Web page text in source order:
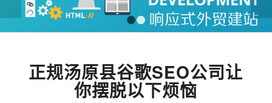
1 2
正规汤原县谷歌SEO公司让
你摆脱以下烦恼